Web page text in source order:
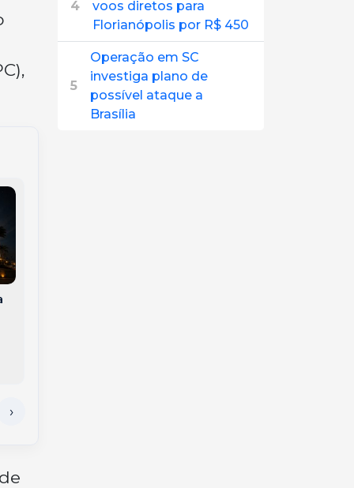
4
voos diretos para
Florianópolis por R$ 450
5
Operação em SC
investiga plano de
possível ataque a
Brasília